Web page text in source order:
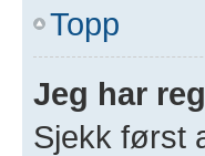
Topp
Jeg har
Sjekk først